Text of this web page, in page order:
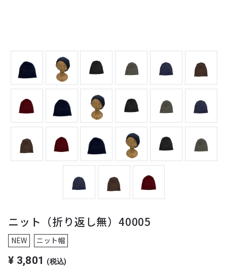
ニット（折り返し無）40005
NEW ニット帽
¥ 3,801 (税込)